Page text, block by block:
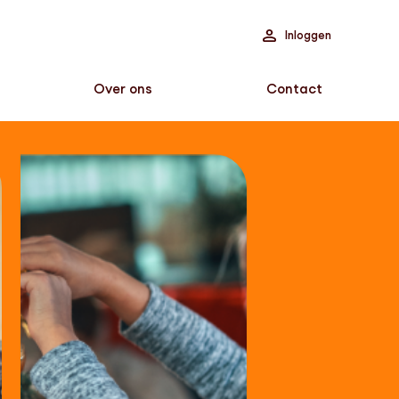
Inloggen
Over ons Contact